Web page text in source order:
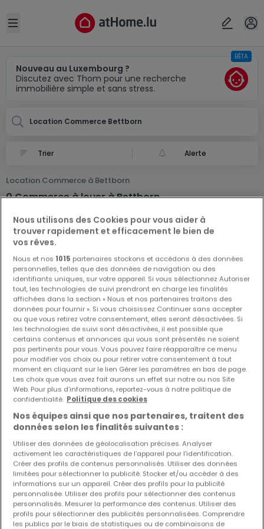
Open sidebar
Nouveau au Luxembourg ?
Discutez avec Thom pour une recherche
immobilière simple et sans stress.
BÊTA
Location Commerce Bettborn
Alerte
Location Commerce à Bettborn
0 Commerce à louer à Bettborn
Les nouvelles annonces et baisses de prix en
avant première !
Activez une alerte sur cette recherche pour recevoir les
nouveaux biens ainsi que les changements de prix dans
votre boite email !
Créez une alerte
Commerces en location à proximité
Commerces à louer à Rambrouch
Commerces à louer à Noerdange
Commerces à louer à Redange
Commerces à louer à Mertzig
Localité(s)
Annuler OK
Nous utilisons des Cookies pour vous aider à
trouver rapidement et efficacement le bien de
vos rêves.
Nous et nos 1015 partenaires stockons et accédons à des données
personnelles, telles que des données de navigation ou des
identifiants uniques, sur votre appareil. Si vous sélectionnez Autoriser
tout, les technologies de suivi prendront en charge les finalités
affichées dans la section « Nous et nos partenaires traitons des
données pour fournir ». Si vous choisissez Continuer sans accepter
ou que vous retirez votre consentement, elles seront désactivées. Si
les technologies de suivi sont désactivées, il est possible que
certains contenus et annonces qui vous sont présentés ne soient
pas pertinents pour vous. Vous pouvez faire réapparaître ce menu
pour modifier vos choix ou pour retirer votre consentement à tout
moment en cliquant sur le lien Gérer les paramètres en bas de page.
Les choix que vous avez fait aurons un effet sur notre ou nos Site
Web. Pour plus d’informations, reportez-vous à notre politique de
confidentialité. Politique des cookies
Nos équipes ainsi que nos partenaires, traitent des
données selon les finalités suivantes :
Utiliser des données de géolocalisation précises. Analyser
activement les caractéristiques de l’appareil pour l’identification.
Créer des profils de contenus personnalisés. Utiliser des données
limitées pour sélectionner la publicité. Stocker et/ou accéder à des
informations sur un appareil. Créer des profils pour la publicité
personnalisée. Utiliser des profils pour sélectionner des contenus
personnalisés. Mesurer la performance des contenus. Utiliser des
profils pour sélectionner des publicités personnalisées. Comprendre
les publics par le biais de statistiques ou de combinaisons de